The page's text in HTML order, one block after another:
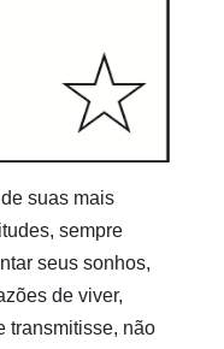
Pinturas
do
AUwe
suas mais
sempre
seus sonhos,
de viver,
transmitisse, não